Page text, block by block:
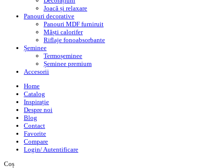
Joacă și relaxare
Panouri decorative
Panouri MDF furniruit
Măști calorifer
Riflaje fonoabsorbante
Șeminee
Termoșeminee
Șeminee premium
Accesorii
Home
Catalog
Inspirație
Despre noi
Blog
Contact
Favorite
Compare
Login/ Autentificare
Coș